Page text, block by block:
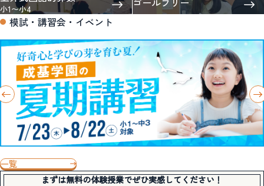
小1〜小4
模試・講習会・イベント
一覧
まずは無料の体験授業でぜひ実感してください！